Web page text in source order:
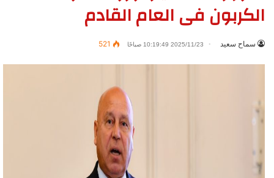
الكربون فى العام القادم
سماح سعيد 2025/11/23 10:19:49 صباحًا 521